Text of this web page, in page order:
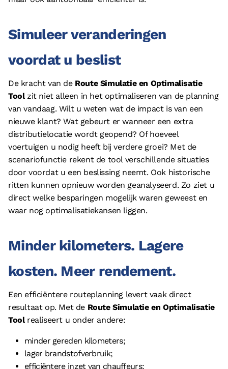
Simuleer veranderingen
voordat u beslist
De kracht van de Route Simulatie en Optimalisatie
Toolzit niet alleen in het optimaliseren van de planning
van vandaag. Wilt u weten wat de impact is van een
nieuwe klant? Wat gebeurt er wanneer een extra
distributielocatie wordt geopend? Of hoeveel
voertuigen u nodig heeft bij verdere groei? Met de
scenariofunctie rekent de tool verschillende situaties
door voordat u een beslissing neemt. Ook historische
ritten kunnen opnieuw worden geanalyseerd. Zo ziet u
direct welke besparingen mogelijk waren geweest en
waar nog optimalisatiekansen liggen.
Minder kilometers. Lagere
kosten. Meer rendement.
Een efficiëntere routeplanning levert vaak direct
resultaat op. Met de Route Simulatie en Optimalisatie
Toolrealiseert u onder andere:
minder gereden kilometers;
lager brandstofverbruik;
efficiëntere inzet van chauffeurs;